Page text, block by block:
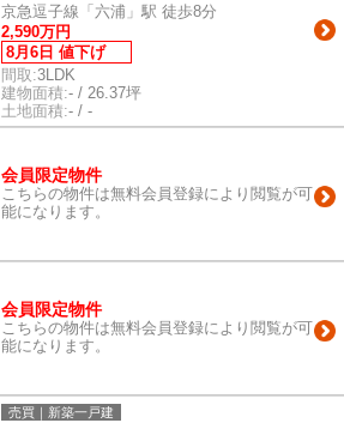
京急逗子線「六浦」駅 徒歩8分
2,590万円
8月6日 値下げ
間取:3LDK
建物面積:- / 26.37坪
土地面積:- / -
会員限定物件
こちらの物件は無料会員登録により閲覧が可
能になります。
会員限定物件
こちらの物件は無料会員登録により閲覧が可
能になります。
売買｜新築一戸建